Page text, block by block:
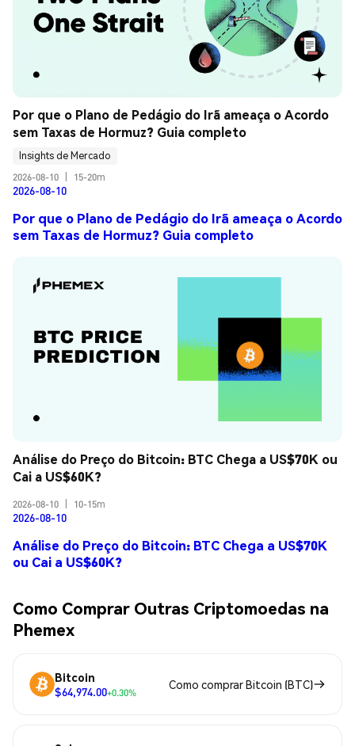
Por que o Plano de Pedágio do Irã ameaça o Acordo
sem Taxas de Hormuz? Guia completo
Insights de Mercado
2026-08-10
15-20m
2026-08-10
Por que o Plano de Pedágio do Irã ameaça o Acordo
sem Taxas de Hormuz? Guia completo
Análise do Preço do Bitcoin: BTC Chega a US$70K ou
Cai a US$60K?
2026-08-10 10-15m
2026-08-10
Análise do Preço do Bitcoin: BTC Chega a US$70K
ou Cai a US$60K?
Como Comprar Outras Criptomoedas na
Phemex
Bitcoin
$64,974.00+0.30%
Como comprar Bitcoin (BTC)